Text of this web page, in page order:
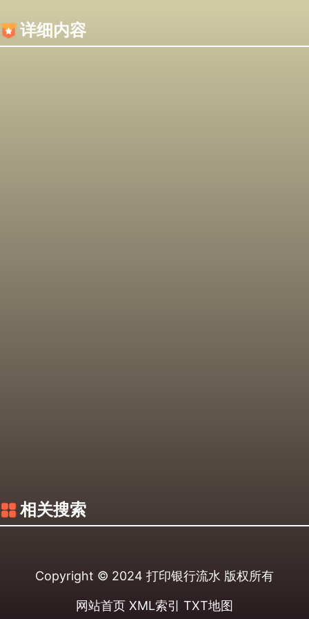
详细内容
相关搜索
Copyright © 2024 打印银行流水 版权所有
网站首页 XML索引 TXT地图